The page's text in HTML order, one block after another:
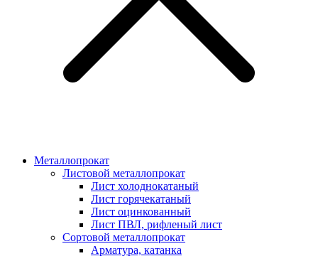
Металлопрокат
Листовой металлопрокат
Лист холоднокатаный
Лист горячекатаный
Лист оцинкованный
Лист ПВЛ, рифленый лист
Сортовой металлопрокат
Арматура, катанка